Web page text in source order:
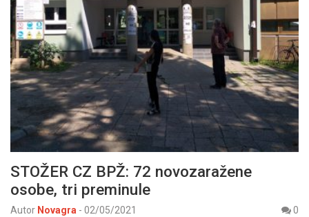
STOŽER CZ BPŽ: 72 novozaražene
osobe, tri preminule
Autor Novagra - 02/05/2021
0